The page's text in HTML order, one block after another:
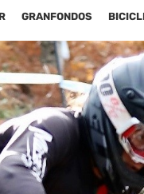
GRANFONDOS